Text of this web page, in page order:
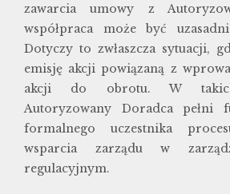
zawarcia umowy z
współpraca może być
Dotyczy to zwłaszcza sytuacji,
emisję akcji powiązaną z
akcji do obrotu. W
Autoryzowany Doradca pełni
formalnego uczestnika
wsparcia zarządu w
regulacyjnym.